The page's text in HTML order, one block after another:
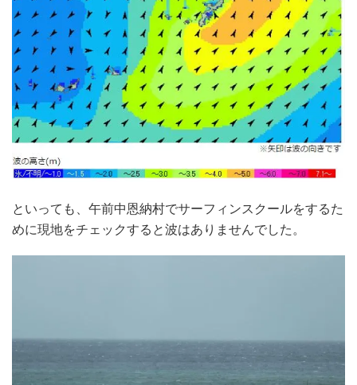
といっても、午前中恩納村でサーフィンスクールをするた
めに現地をチェックすると波はありませんでした。